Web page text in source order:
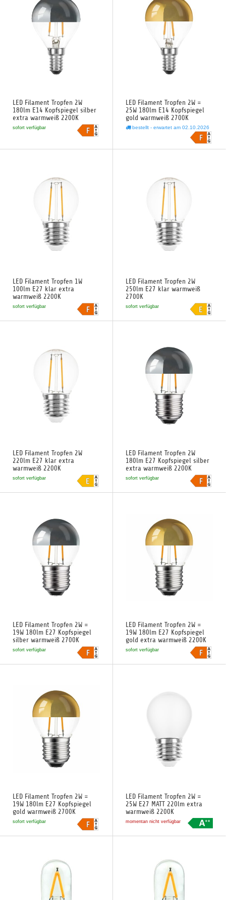
LED Filament Tropfen 2W
180lm E14 Kopfspiegel silber
extra warmweiß 2200K
sofort verfügbar
LED Filament Tropfen 2W =
25W 180lm E14 Kopfspiegel
gold warmweiß 2700K
bestellt - erwartet am 02.10.2026
LED Filament Tropfen 1W
100lm E27 klar extra
warmweiß 2200K
sofort verfügbar
LED Filament Tropfen 2W
250lm E27 klar warmweiß
2700K
sofort verfügbar
LED Filament Tropfen 2W
220lm E27 klar extra
warmweiß 2200K
sofort verfügbar
LED Filament Tropfen 2W
180lm E27 Kopfspiegel silber
extra warmweiß 2200K
sofort verfügbar
LED Filament Tropfen 2W =
19W 180lm E27 Kopfspiegel
silber warmweiß 2700K
sofort verfügbar
LED Filament Tropfen 2W =
19W 180lm E27 Kopfspiegel
gold extra warmweiß 2200K
sofort verfügbar
LED Filament Tropfen 2W =
19W 180lm E27 Kopfspiegel
gold warmweiß 2700K
sofort verfügbar
LED Filament Tropfen 2W =
25W E27 MATT 220lm extra
warmweiß 2200K
momentan nicht verfügbar